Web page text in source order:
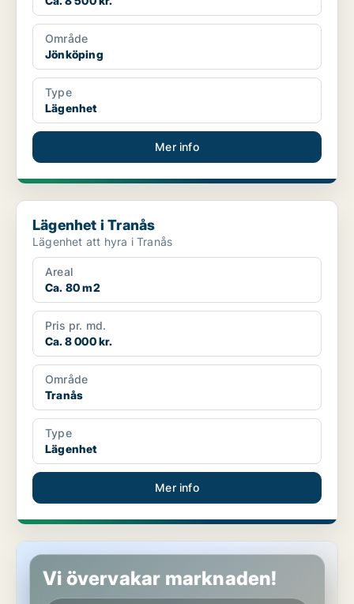
Område
Jönköping
Type
Lägenhet
Mer info
Lägenhet i Tranås
Lägenhet i Tranås
Lägenhet att hyra i Tranås
Areal
Ca. 80 m2
Pris pr. md.
Ca. 8 000 kr.
Område
Tranås
Type
Lägenhet
Mer info
Lägenhet i Sävsjö
Vi övervakar marknaden!